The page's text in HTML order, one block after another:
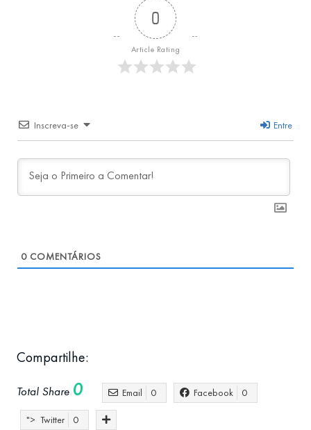
0
Article Rating
Inscreva-se Entre
0 COMENTÁRIOS
Compartilhe:
Total Share 0 Email 0 Facebook 0
"> Twitter 0